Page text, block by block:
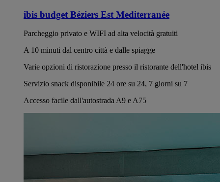
ibis budget Béziers Est Mediterranée
Parcheggio privato e WIFI ad alta velocità gratuiti
A 10 minuti dal centro città e dalle spiagge
Varie opzioni di ristorazione presso il ristorante dell'hotel ibis
Servizio snack disponibile 24 ore su 24, 7 giorni su 7
Accesso facile dall'autostrada A9 e A75